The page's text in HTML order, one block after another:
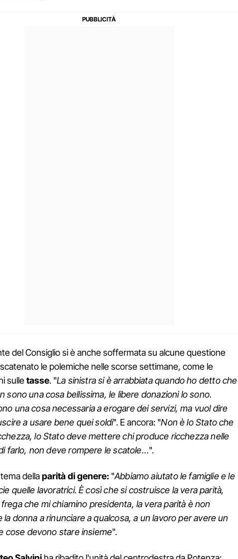
del Consiglio si è anche soffermata su alcune questione
le polemiche nelle scorse settimane, come le
sulletasse. "La sinistra si è arrabbiata quando ho detto che
sono una cosa bellissima, le libere donazioni lo sono.
una cosa necessaria a erogare dei servizi, ma vuol dire
a usare bene quei soldi". E ancora: "Non è lo Stato che
lo Stato deve mettere chi produce ricchezza nelle
farlo, non deve rompere le scatole…".
dellaparità di genere: "Abbiamo aiutato le famiglie e le
quelle lavoratrici. È così che si costruisce la vera parità,
che mi chiamino presidenta, la vera parità è non
donna a rinunciare a qualcosa, a un lavoro per avere un
cose devono stare insieme".